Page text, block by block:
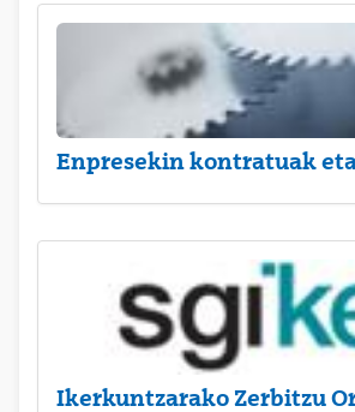
Enpresekin kontratuak
Ikerkuntzarako Zerbitzu